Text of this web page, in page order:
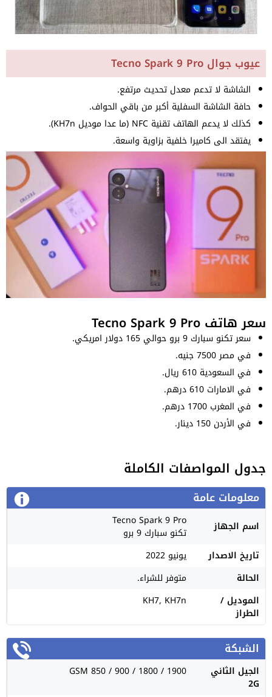
عيوب جوال Tecno Spark 9 Pro
الشاشة لا تدعم معدل تحديث مرتفع.
حافة الشاشة السفلية أكبر من باقي الحواف.
كذلك لا يدعم الهاتف تقنية NFC (ما عدا موديل KH7n).
يفتقد الى كاميرا خلفية بزاوية واسعة.
سعر هاتف Tecno Spark 9 Pro
سعر تكنو سبارك 9 برو حوالي 165 دولار امريكي.
في مصر 7500 جنيه.
في السعودية 610 ريال.
في الامارات 610 درهم.
في المغرب 1700 درهم.
في الأردن 150 دينار.
جدول المواصفات الكاملة
معلومات عامة
اسم الجهاز Tecno Spark 9 Pro
تكنو سبارك 9 برو
تاريخ الاصدار
يونيو 2022
الحالة
متوفر للشراء.
الموديل /
الطراز
KH7, KH7n
الشبكة
الجيل الثاني
2G
GSM 850 / 900 / 1800 / 1900